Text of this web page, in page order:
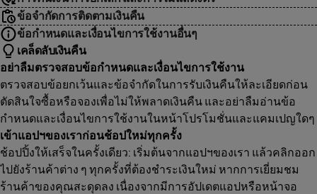
ข้อจำกัดการติดตามเงินคืน
ข้อกำหนดและเงื่อนไขการใช้งานอื่นๆ
เคล็ดลับเงินคืน
อย่าลืมตรวจสอบข้อกำหนดและเงื่อนไขการใช้งาน
ตรวจสอบข้อยกเว้นและข้อจำกัดในการรับเงินคืนให้ละเอียดก่อน
ตัดสินใจซื้อหรือจองเพื่อไม่ให้พลาดเงินคืน และอย่าลืมอ่านข้อ
กำหนดและเงื่อนไขการใช้งานในหน้าโปรโมชั่นและแคมเปญใดๆ
เข้าแอปฯของเราก่อนช้อปใหม่ทุกครั้ง
ช้อปปิ้งให้เสร็จในครั้งเดียว: เริ่มต้นจากแอปฯของเรา แล้วคลิกออก
ไปยังร้านค้าต่าง ๆ ทุกครั้งที่ต้องชำระเงินใหม่ หากการเยี่ยมชม
ร้านค้าของคุณสะดุดลง เนื่องจากมีการอัปเดตแอปหรือหน้าจอ